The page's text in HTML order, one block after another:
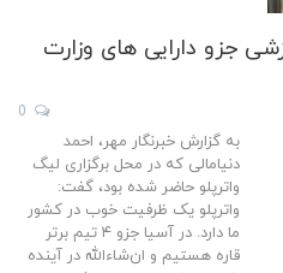
جزو دارایی های وزارت
به گزارش خبرنگار مهر، احمد
دنیامالی که در محل برگزاری لیگ
واترپلو حاضر شده بود، گفت:
واترپلو یک ظرفیت خوب در کشور
ما دارد. در آسیا جزو ۴ تیم برتر
قاره هستیم و ان‌شاءالله در آینده